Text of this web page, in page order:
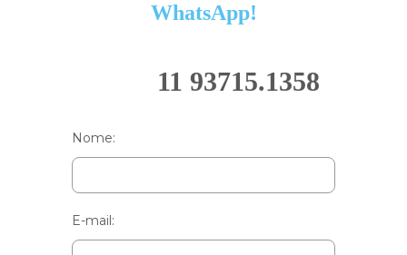
WhatsApp!
11 93715.1358
Nome:
E-mail: